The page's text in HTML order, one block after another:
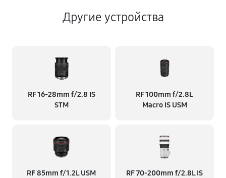
Другие устройства
RF 16‑28mm f/2.8 IS
STM
RF 100mm f/2.8L
Macro IS USM
RF 85mm f/1.2L USM
RF 70‑200mm f/2.8L IS